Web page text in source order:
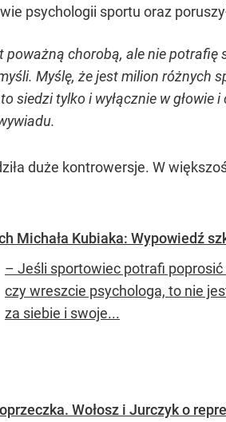
psychologii sportu oraz
poważną chorobą, ale nie
Myślę, że jest milion różnych
siedzi tylko i wyłącznie w
duże kontrowersje. W
Michała Kubiaka: Wypowiedź
– Jeśli sportowiec potrafi
czy wreszcie psychologa, to nie
za siebie i swoje...
Wołosz i Jurczyk o